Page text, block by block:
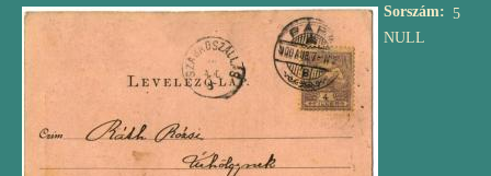
Sorszám 5
NULL